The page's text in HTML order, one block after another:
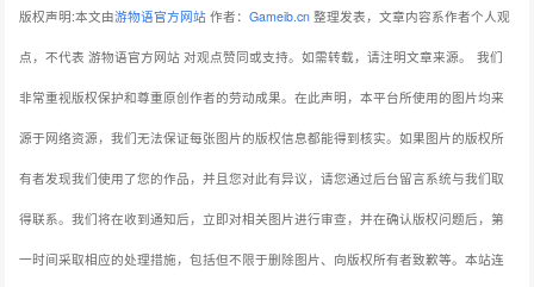
版权声明:本文由游物语官方网站 作者：Gameib.cn 整理发表，文章内容系作者个人观
点，不代表 游物语官方网站 对观点赞同或支持。如需转载，请注明文章来源。 我们
非常重视版权保护和尊重原创作者的劳动成果。在此声明，本平台所使用的图片均来
源于网络资源，我们无法保证每张图片的版权信息都能得到核实。如果图片的版权所
有者发现我们使用了您的作品，并且您对此有异议，请您通过后台留言系统与我们取
得联系。我们将在收到通知后，立即对相关图片进行审查，并在确认版权问题后，第
一时间采取相应的处理措施，包括但不限于删除图片、向版权所有者致歉等。本站连